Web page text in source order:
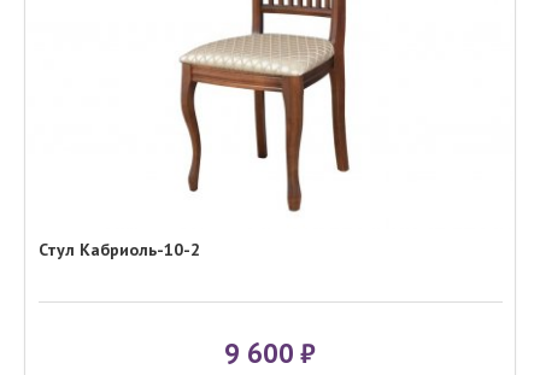
Стул Кабриоль-10-2
9 600